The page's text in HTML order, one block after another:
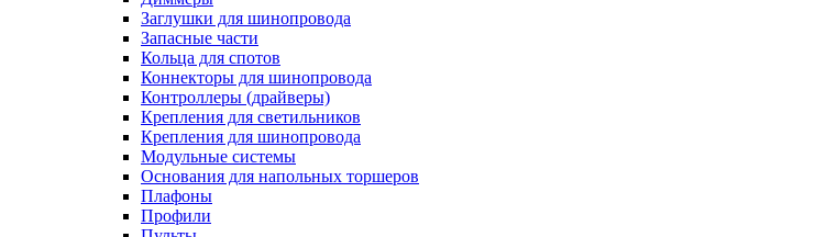
Заглушки для шинопровода
Запасные части
Кольца для спотов
Коннекторы для шинопровода
Контроллеры (драйверы)
Крепления для светильников
Крепления для шинопровода
Модульные системы
Основания для напольных торшеров
Плафоны
Профили